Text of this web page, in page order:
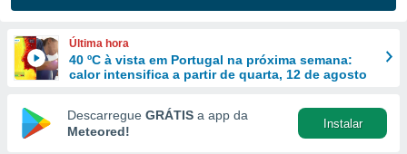
das
e
forma
digital
Última hora
40 ºC à vista em Portugal na próxima semana:
calor intensifica a partir de quarta, 12 de agosto
Descarregue GRÁTIS a app da
Meteored!
Instalar